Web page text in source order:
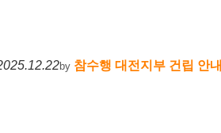
by 참수행 대전지부 건립 안내